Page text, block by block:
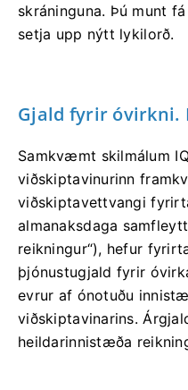
skráninguna. Þú munt
setja upp nýtt lykilorð.
Gjald fyrir óvirkni.
Samkvæmt skilmálum
viðskiptavinurinn
viðskiptavettvangi
almanaksdaga
reikningur“), hefur
þjónustugjald fyrir
evrur af ónotuðu
viðskiptavinarins.
heildarinnistæða